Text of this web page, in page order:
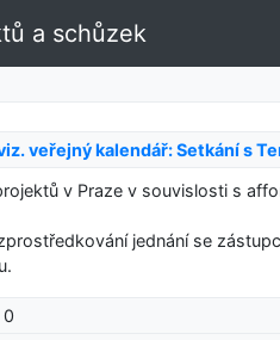
a schůzek
veřejný kalendář: Setkání s
v Praze v souvislosti s
jednání se
0